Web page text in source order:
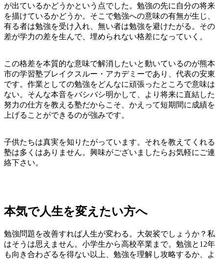
が出ているかどうかという点でした。勉強の先に自分の将来
を描けているかどうか。そこで勉強への意味の有無が生じ、
有る者は勉強を受け入れ、無い者は勉強を避けたがる。その
差が学力の差を生んで、埋められない格差になっていく。
この格差を本質的な意味で解消したいと動いているのが熊本
市の学習塾ブレイクスルー・アカデミーであり、代表の安東
です。作業としての勉強をどんなに頑張ったところで意味は
ない。そんな本音をバシバシ明かして、より将来に直結した
努力の仕方を教える塾だからこそ、かえって短期間に成績を
上げることができるのが強みです。
子供たちは真実を知りたがっています。それを教えてくれる
塾は多くはありません。興味がございましたらお気軽にご連
絡下さい。
本気で人生を変えたい方へ
勉強問題を改善すれば人生が変わる。大袈裟でしょうか？私
はそうは思えません。小学生から高校卒業まで。勉強と12年
も向き合わざるを得ない以上、勉強を理解し攻略するか、よ